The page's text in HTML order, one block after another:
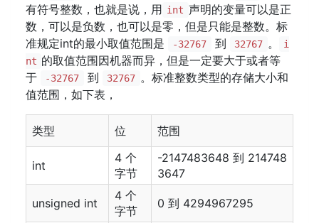
有符号整数，也就是说，用 int 声明的变量可以是正
数，可以是负数，也可以是零，但是只能是整数。标
准规定int的最小取值范围是
-32767 到 32767 。
i
nt 的取值范围因机器而异，但是一定要大于或者等
于
-32767 到 32767 。标准整数类型的存储大小和
值范围，如下表，
类型 位 范围
int
4 个
字节
-2147483648 到 214748
3647
unsigned int
4 个
字节
0 到 4294967295